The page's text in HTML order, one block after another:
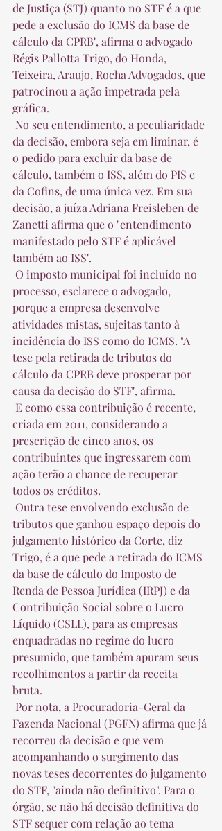
de Justiça (STJ) quanto no STF é a que
pede a exclusão do ICMS da base de
cálculo da CPRB", afirma o advogado
Régis Pallotta Trigo, do Honda,
Teixeira, Araujo, Rocha Advogados, que
patrocinou a ação impetrada pela
gráfica.
da decisão, embora seja em liminar, é
o pedido para excluir da base de
cálculo, também o ISS, além do PIS e
da Cofins, de uma única vez. Em sua
decisão, a juíza Adriana Freisleben de
Zanetti afirma que o "entendimento
manifestado pelo STF é aplicável
também ao ISS".
processo, esclarece o advogado,
porque a empresa desenvolve
atividades mistas, sujeitas tanto à
incidência do ISS como do ICMS. "A
tese pela retirada de tributos do
cálculo da CPRB deve prosperar por
causa da decisão do STF", afirma.
criada em 2011, considerando a
prescrição de cinco anos, os
contribuintes que ingressarem com
ação terão a chance de recuperar
todos os créditos.
tributos que ganhou espaço depois do
julgamento histórico da Corte, diz
Trigo, é a que pede a retirada do ICMS
da base de cálculo do Imposto de
Renda de Pessoa Jurídica (IRPJ) e da
Contribuição Social sobre o Lucro
Líquido (CSLL), para as empresas
enquadradas no regime do lucro
presumido, que também apuram seus
recolhimentos a partir da receita
bruta.
Fazenda Nacional (PGFN) afirma que já
recorreu da decisão e que vem
acompanhando o surgimento das
novas teses decorrentes do julgamento
do STF, "ainda não definitivo". Para o
órgão, se não há decisão definitiva do
STF sequer com relação ao tema